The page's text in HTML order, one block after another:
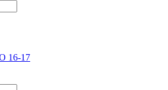
16-17